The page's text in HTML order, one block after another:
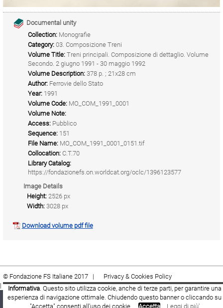
Documental unity
Collection: Monografie
Category: 03. Composizione Treni
Volume Title: Treni principali. Composizione di dettaglio. Volume
Secondo. 2 giugno 1991 - 30 maggio 1992
Volume Description: 378 p. ; 21x28 cm
Author: Ferrovie dello Stato
Year: 1991
Volume Code: MO_COM_1991_0001
Volume Note:
Access: Pubblico
Sequence: 151
File Name: MO_COM_1991_0001_0151.tif
Collocation: C.T.70
Library Catalog:
https://fondazionefs.on.worldcat.org/oclc/1396123577
Image Details
Height: 2526 px
Width: 3028 px
Download volume pdf file
© Fondazione FS Italiane 2017 |
Privacy & Cookies Policy
|Cookie|Termini e condizioni
Informativa. Questo sito utilizza cookie, anche di terze parti, per garantire una
esperienza di navigazione ottimale. Chiudendo questo banner o cliccando su
"Accetta" consenti all'uso dei cookie.
Accetta Leggi di più'
Facebook
Youtube
Fondazione FS Italiane